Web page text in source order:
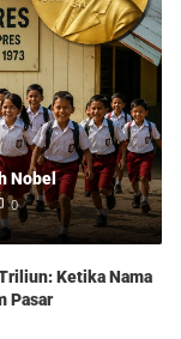
Nobel
0
Ketika Nama
Pasar